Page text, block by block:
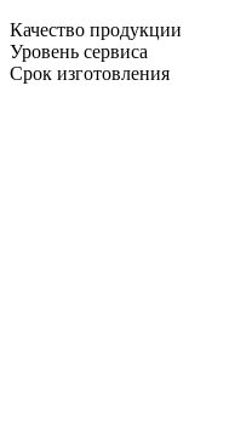
Качество продукции
Уровень сервиса
Срок изготовления